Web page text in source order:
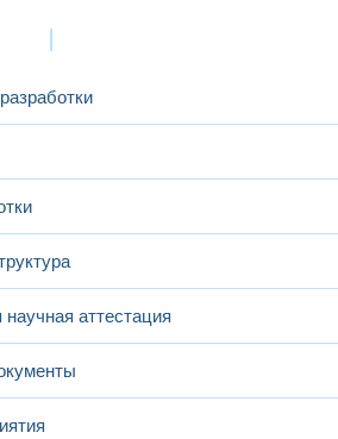
научная аттестация